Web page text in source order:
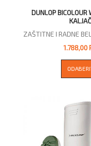
DUNLOP BICOLOUR
ZAŠTITNE I RADNE
1.788,00